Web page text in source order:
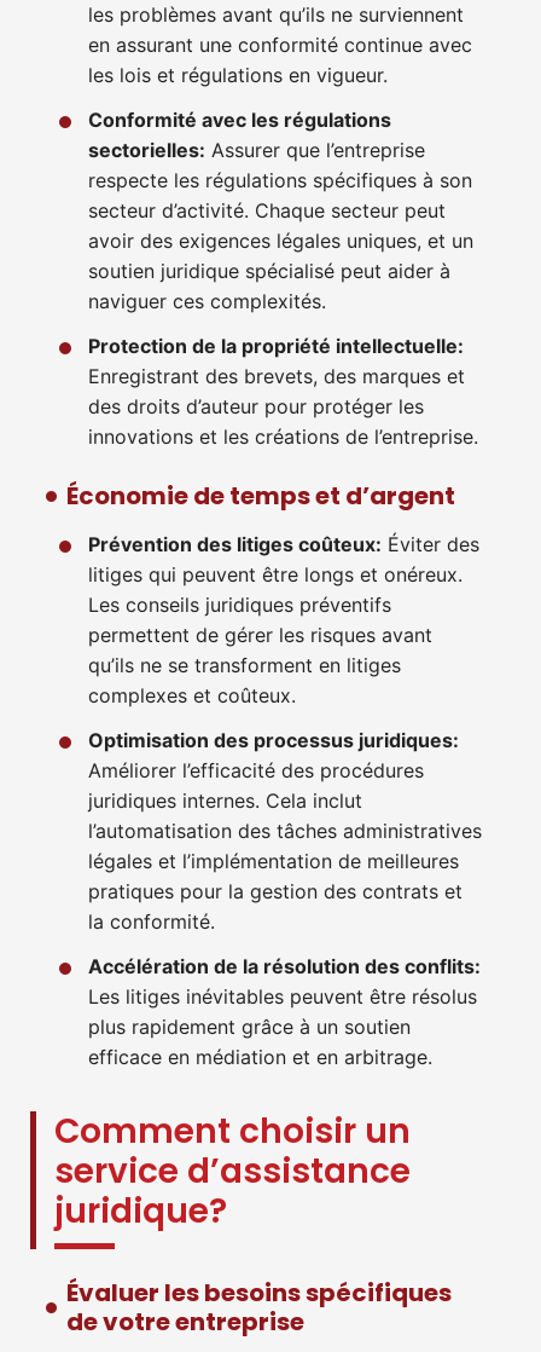
les problèmes avant qu’ils ne surviennent
en assurant une conformité continue avec
les lois et régulations en vigueur.
Conformité avec les régulations
sectorielles: Assurer que l’entreprise
respecte les régulations spécifiques à son
secteur d’activité. Chaque secteur peut
avoir des exigences légales uniques, et un
soutien juridique spécialisé peut aider à
naviguer ces complexités.
Protection de la propriété intellectuelle:
Enregistrant des brevets, des marques et
des droits d’auteur pour protéger les
innovations et les créations de l’entreprise.
Économie de temps et d’argent
Prévention des litiges coûteux: Éviter des
litiges qui peuvent être longs et onéreux.
Les conseils juridiques préventifs
permettent de gérer les risques avant
qu’ils ne se transforment en litiges
complexes et coûteux.
Optimisation des processus juridiques:
Améliorer l’efficacité des procédures
juridiques internes. Cela inclut
l’automatisation des tâches administratives
légales et l’implémentation de meilleures
pratiques pour la gestion des contrats et
la conformité.
Accélération de la résolution des conflits:
Les litiges inévitables peuvent être résolus
plus rapidement grâce à un soutien
efficace en médiation et en arbitrage.
Comment choisir un
service d’assistance
juridique?
Évaluer les besoins spécifiques
de votre entreprise